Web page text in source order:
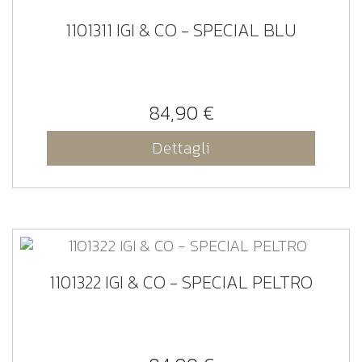
1101311 IGI & CO - SPECIAL BLU
84,90 €
Dettagli
1101322 IGI & CO - SPECIAL PELTRO